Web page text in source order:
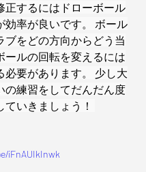
正するにはドローボール
効率が良いです。 ボール
ブをどの方向からどう当
ールの回転を変えるには
必要があります。 少し大
の練習をしてだんだん度
ていきましょう！
iFnAUIkInwk